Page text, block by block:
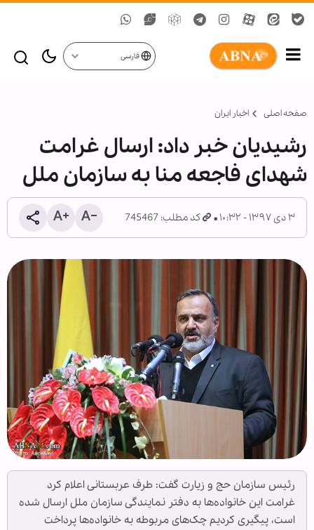
فارسی
صفحه اصلی اخبار ایران
رشیدیان خبر داد: ارسال غرامت
شهدای فاجعه منا به سازمان ملل
۳ دی ۱۳۹۷ - ۱۰:۳۲ کد مطلب: 745467
رئیس سازمان حج و زیارت گفت: طرف عربستانی اعلام کرد
غرامت این خانواده‌ها به دفتر نمایندگی سازمان ملل ارسال شده
است، پیگیری کردیم چک‌های مربوطه به خانواده‌ها پرداخت